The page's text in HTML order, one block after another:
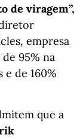
de viragem”,
empresa
95% na
de 160%
que a